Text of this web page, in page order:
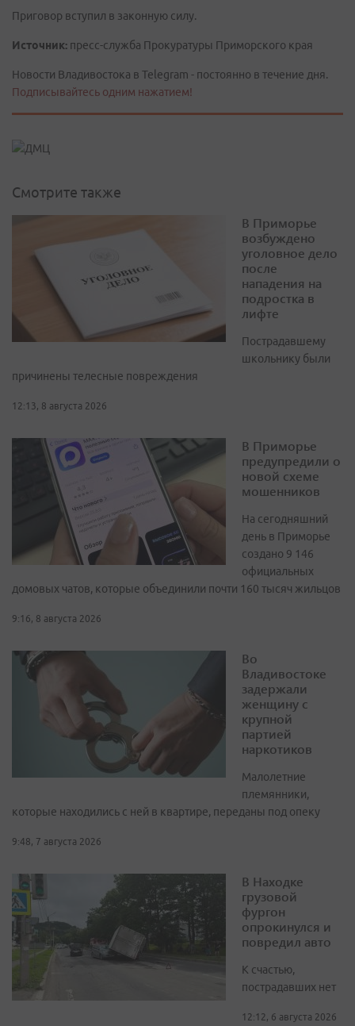
Приговор вступил в законную силу.
Источник: пресс-служба Прокуратуры Приморского края
Новости Владивостока в Telegram - постоянно в течение дня.
Подписывайтесь одним нажатием!
Смотрите также
В Приморье
возбуждено
уголовное дело
после
нападения на
подростка в
лифте
Пострадавшему
школьнику были
причинены телесные повреждения
12:13, 8 августа 2026
В Приморье
предупредили о
новой схеме
мошенников
На сегодняшний
день в Приморье
создано 9 146
официальных
домовых чатов, которые объединили почти 160 тысяч жильцов
9:16, 8 августа 2026
Во
Владивостоке
задержали
женщину с
крупной
партией
наркотиков
Малолетние
племянники,
которые находились с ней в квартире, переданы под опеку
9:48, 7 августа 2026
В Находке
грузовой
фургон
опрокинулся и
повредил авто
К счастью,
пострадавших нет
12:12, 6 августа 2026